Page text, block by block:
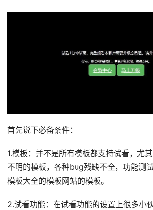
首先说下必备条件：
1.模板：并不是所有模板都支持试看，尤
不明的模板，各种bug残缺不全，功能测
模板大全的模板网站的模板。
2.试看功能：在试看功能的设置上很多小